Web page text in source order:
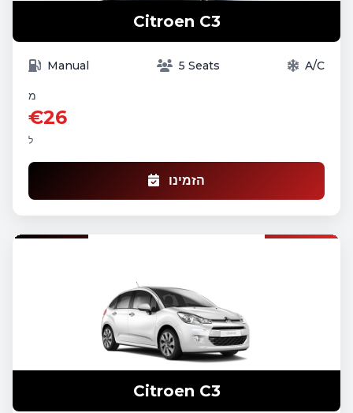
Citroen C3
Manual 5 Seats A/C
מ
€26
ל
הזמינו
Citroen C3